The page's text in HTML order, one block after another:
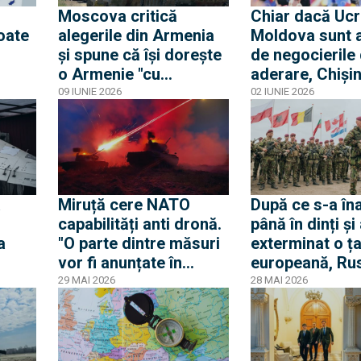
Moscova critică
alegerile din Armenia
și spune că își dorește
o Armenie "cu
adevărat suverană"
09 IUNIE 2026
Chiar dacă
Moldova sunt
de negocierile
aderare,
gândește că ar
intra în UE cu
românesc
02 IUNIE 2026
Miruță cere NATO
capabilități anti dronă.
"O parte dintre măsuri
vor fi anunțate în
următoarele ore"
29 MAI 2026
După ce s-a
până în dinți și
exterminat o
europeană,
susține că
pregătește
mare conflict
28 MAI 2026